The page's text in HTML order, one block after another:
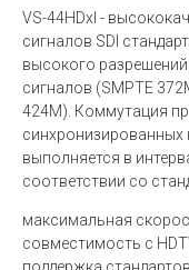
VS-44HDxl -
сигналов SDI
высокого
сигналов (SMPTE
424M). Коммутация
синхронизированных
выполняется в
соответствии со
максимальная
совместимость с
поддержка